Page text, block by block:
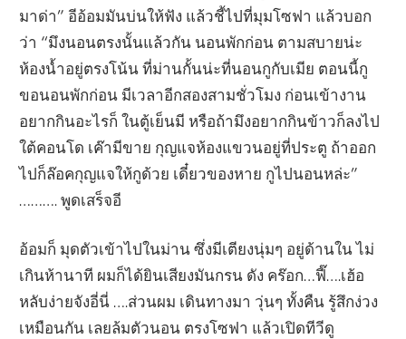
มาด่า” อีอ้อมมันบ่นให้ฟัง แล้วชี้ไปที่มุมโซฟา แล้วบอก
ว่า “มึงนอนตรงนั้นแล้วกัน นอนพักก่อน ตามสบายน่ะ
ห้องน้ำอยู่ตรงโน้น ที่ม่านกั้นน่ะที่นอนกูกับเมีย ตอนนี้กู
ขอนอนพักก่อน มีเวลาอีกสองสามชั่วโมง ก่อนเข้างาน
อยากกินอะไรก็ ในตู้เย็นมี หรือถ้ามึงอยากกินข้าวก็ลงไป
ใต้คอนโด เค๊ามีขาย กุญแจห้องแขวนอยู่ที่ประตู ถ้าออก
ไปก็ล๊อคกุญแจให้กูด้วย เดี๋ยวของหาย กูไปนอนหล่ะ”
………. พูดเสร็จอี
อ้อมก็ มุดตัวเข้าไปในม่าน ซึ่งมีเตียงนุ่มๆ อยู่ด้านใน ไม่
เกินห้านาที ผมก็ได้ยินเสียงมันกรน ดัง คร๊อก…ฟี๊….เฮ้อ
หลับง่ายจังอี่นี่ ….ส่วนผม เดินทางมา วุ่นๆ ทั้งคืน รู้สึกง่วง
เหมือนกัน เลยล้มตัวนอน ตรงโซฟา แล้วเปิดทีวีดู